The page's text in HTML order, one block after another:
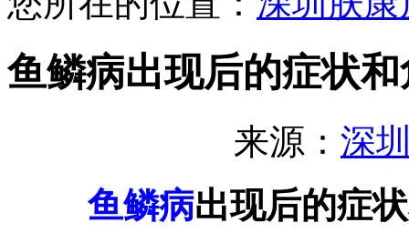
鱼鳞病出现后的症状
来源： 深
鱼鳞病出现后的症